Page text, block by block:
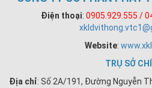
Điện thoại: 0905.929.555 /
Website:
TRỤ SỞ
Địa chỉ: Số 2A/191, Đường Nguyễn